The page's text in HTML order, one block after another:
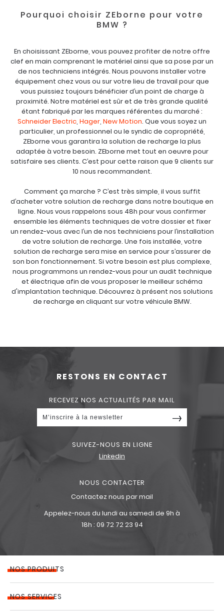
Pourquoi choisir ZEborne pour votre
BMW ?
En choisissant ZEborne, vous pouvez profiter de notre offre
clef en main comprenant le matériel ainsi que sa pose par un
de nos techniciens intégrés. Nous pouvons installer votre
équipement chez vous ou sur votre lieu de travail pour que
vous puissiez toujours bénéficier d’un point de charge à
proximité. Notre matériel est sûr et de très grande qualité
étant fabriqué par les marques référentes du marché :
Schneider Electric, Hager, New Motion. Que vous soyez un
particulier, un professionnel ou le syndic de copropriété,
ZEborne vous garantira la solution de recharge la plus
adaptée à votre besoin. ZEborne met tout en oeuvre pour
satisfaire ses clients. C’est pour cette raison que 9 clients sur
10 nous recommandent.
Comment ça marche ? C’est très simple, il vous suffit
d’acheter votre solution de recharge dans notre boutique en
ligne. Nous vous rappelons sous 48h pour vous confirmer
ensemble les éléments techniques de votre dossier et fixer
un rendez-vous avec l’un de nos techniciens pour l’installation
de votre solution de recharge. Une fois installée, votre
solution de recharge sera mise en service pour s’assurer de
son bon fonctionnement. Si votre besoin est plus complexe,
nous programmons un rendez-vous pour un audit technique
et électrique afin de vous proposer le meilleur schéma
d'implantation technique. Découvrez à présent nos solutions
de recharge en cliquant sur votre véhicule BMW.
RESTONS EN CONTACT
RECEVEZ NOS ACTUALITÉS PAR MAIL
SUIVEZ-NOUS EN LIGNE
Linkedin
NOUS CONTACTER
Contactez nous par mail
Appelez-nous du lundi au samedi de 9h à
18h : 09 72 72 23 94
NOS PRODUITS
NOS SERVICES